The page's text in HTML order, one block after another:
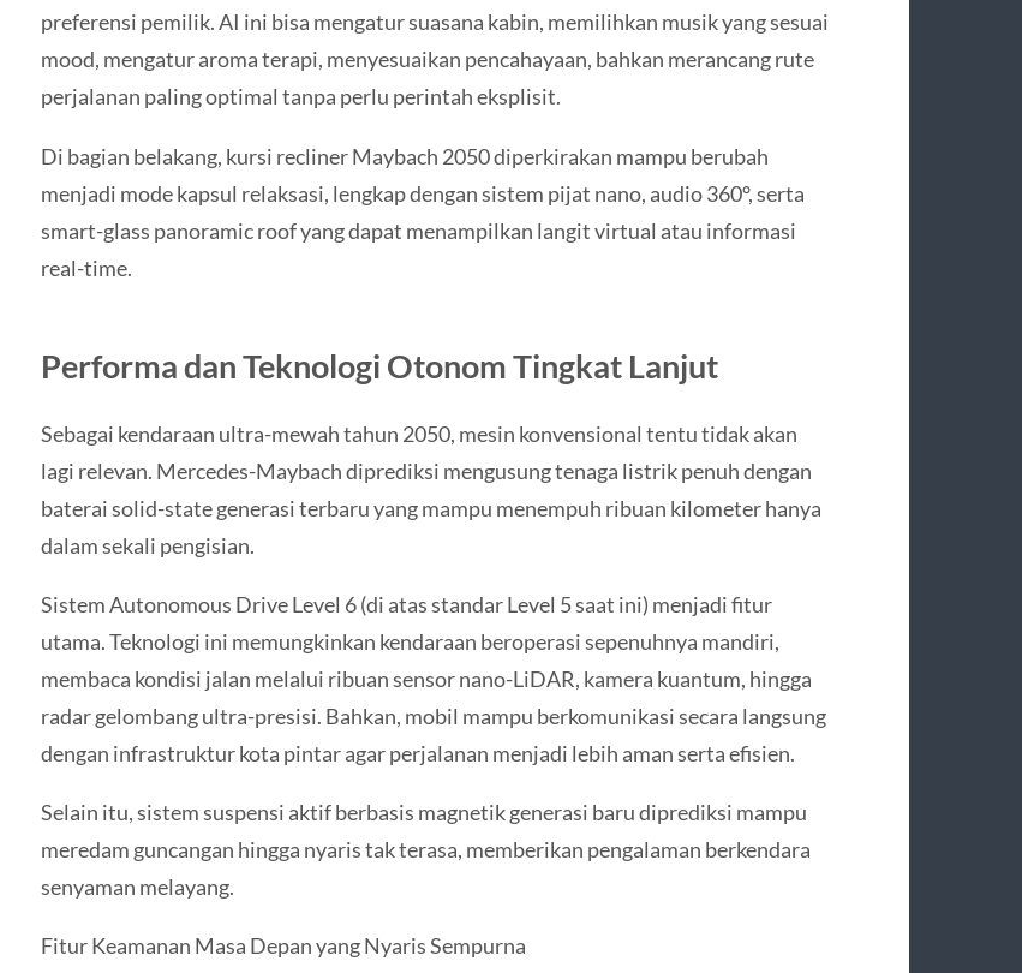
preferensi pemilik. AI ini bisa mengatur suasana kabin, memilihkan musik yang sesuai
mood, mengatur aroma terapi, menyesuaikan pencahayaan, bahkan merancang rute
perjalanan paling optimal tanpa perlu perintah eksplisit.
Di bagian belakang, kursi recliner Maybach 2050 diperkirakan mampu berubah
menjadi mode kapsul relaksasi, lengkap dengan sistem pijat nano, audio 360°, serta
smart-glass panoramic roof yang dapat menampilkan langit virtual atau informasi
real-time.
Performa dan Teknologi Otonom Tingkat Lanjut
Sebagai kendaraan ultra-mewah tahun 2050, mesin konvensional tentu tidak akan
lagi relevan. Mercedes-Maybach diprediksi mengusung tenaga listrik penuh dengan
baterai solid-state generasi terbaru yang mampu menempuh ribuan kilometer hanya
dalam sekali pengisian.
Sistem Autonomous Drive Level 6 (di atas standar Level 5 saat ini) menjadi fitur
utama. Teknologi ini memungkinkan kendaraan beroperasi sepenuhnya mandiri,
membaca kondisi jalan melalui ribuan sensor nano-LiDAR, kamera kuantum, hingga
radar gelombang ultra-presisi. Bahkan, mobil mampu berkomunikasi secara langsung
dengan infrastruktur kota pintar agar perjalanan menjadi lebih aman serta efisien.
Selain itu, sistem suspensi aktif berbasis magnetik generasi baru diprediksi mampu
meredam guncangan hingga nyaris tak terasa, memberikan pengalaman berkendara
senyaman melayang.
Fitur Keamanan Masa Depan yang Nyaris Sempurna